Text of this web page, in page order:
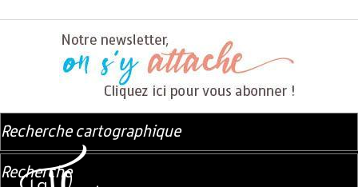
Recherche cartographique
Recherche